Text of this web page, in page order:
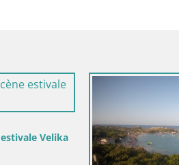
Italie / Sardaigne / Golfo Aranci
Webcam Terza Spiaggia Golfo Aranci –
Vue en direct de la plage